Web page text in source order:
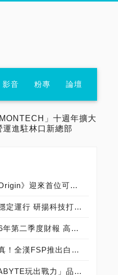
影音 粉專 論壇
MONTECH」十週年擴大
運進駐林口新總部
《七大罪：Origin》迎來首位可遊玩十誡角色「德里艾利」
聚焦耐用與穩定運行 研揚科技打造新一代 COM Express Type 6 模組
LG公布2026年第二季度財報 高附加價值產品銷售成長與成本競爭力提升，營業獲利年增 147%
玩家敲碗成真！全漢FSP推出白色 VITA PM MIT 1000W 靜音電源純白上市！ MIT 白金電源首度披上純白戰袍，支援 ATX 3.1、PCIe 5.1，10年保固！
技嘉「GIGABYTE玩出戰力」品牌活動8/3讓玩家「找到專屬配備」